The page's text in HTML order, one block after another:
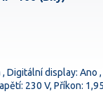
Digitální display: Ano
230 V, Příkon: